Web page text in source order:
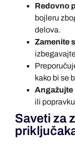
Redovno
bojleru
delova.
Zamenite
kako bi se
Angažujte
ili
Saveti za